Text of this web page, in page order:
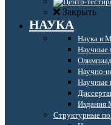
Закрыть
НАУКА
Наука в
Научные
Научно-
Научные
Структурные